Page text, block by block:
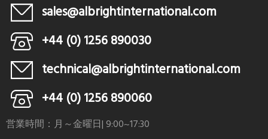
sales@albrightinternational.com
+44 (0) 1256 890030
technical@albrightinternational.com
+44 (0) 1256 890060
営業時間：月～金曜日| 9:00~17:30